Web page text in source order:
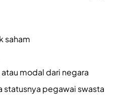
saham
modal dari negara
statusnya pegawai swasta